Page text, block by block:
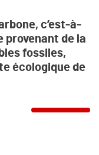
c’est-à-
provenant de la
fossiles,
écologique de